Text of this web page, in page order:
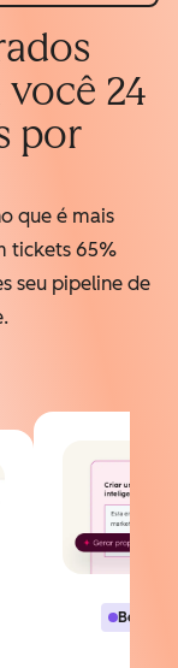
24
por
que é mais
tickets 65%
seu pipeline de
Beta